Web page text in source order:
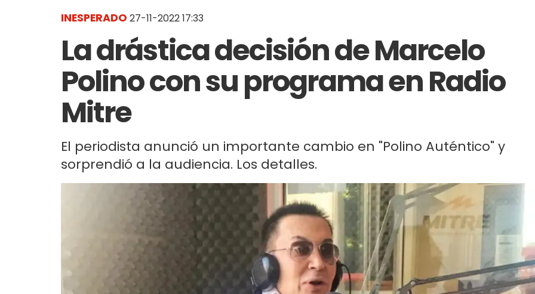
INESPERADO 27-11-2022 17:33
La drástica decisión de Marcelo
Polino con su programa en Radio
Mitre
El periodista anunció un importante cambio en "Polino Auténtico" y
sorprendió a la audiencia. Los detalles.